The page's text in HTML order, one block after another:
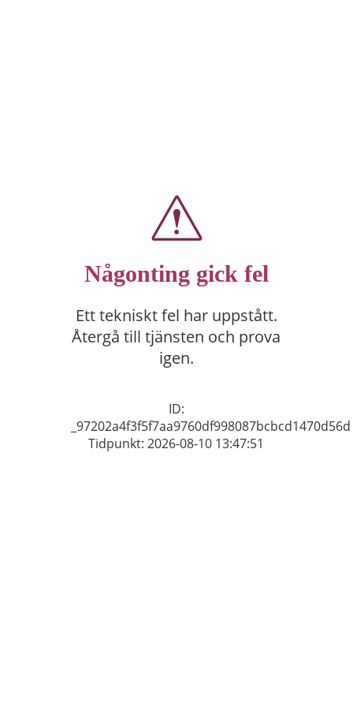
Någonting gick fel
Ett tekniskt fel har uppstått.
Återgå till tjänsten och prova
igen.
ID:
_97202a4f3f5f7aa9760df998087bcbcd1470d56d
Tidpunkt: 2026-08-10 13:47:51